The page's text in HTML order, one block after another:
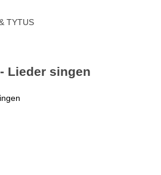
TYTUS
Lieder singen